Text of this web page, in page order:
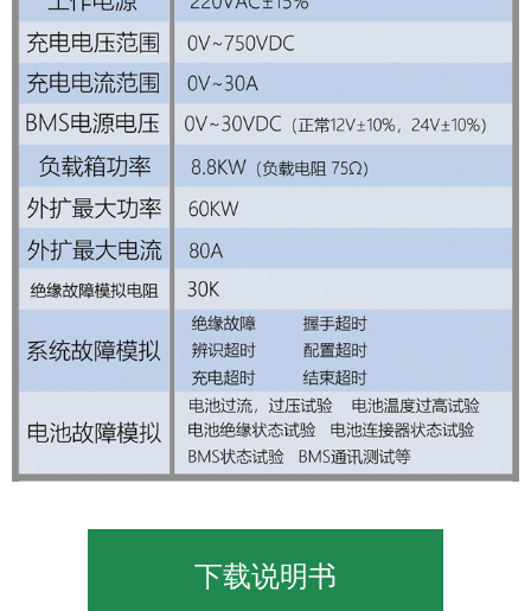
下载说明书